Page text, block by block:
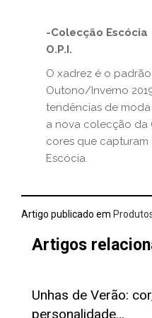
-Colecção Escócia
O.P.I.
O xadrez é o
Outono/Inverno
tendências de
a nova colecção da
cores que
Escócia.
Artigo publicado em
Artigos
Unhas de Verão:
personalidade…